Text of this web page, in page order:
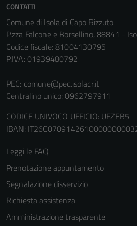
CONTATTI
Comune di Isola di Capo Rizzuto
P.zza Falcone e Borsellino, 88841 -
Codice fiscale: 81004130795
P.IVA: 01939480792
PEC: comune@pec.isolacr.it
Centralino unico: 0962797911
CODICE UNIVOCO UFFICIO: UFZEB5
IBAN:
Leggi le FAQ
Prenotazione appuntamento
Segnalazione disservizio
Richiesta assistenza
Amministrazione trasparente